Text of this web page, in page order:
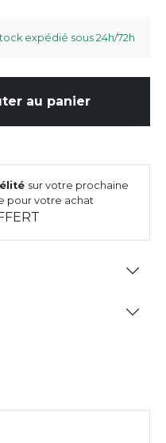
expédié sous 24h/72h
au panier
sur votre prochaine
pour votre achat